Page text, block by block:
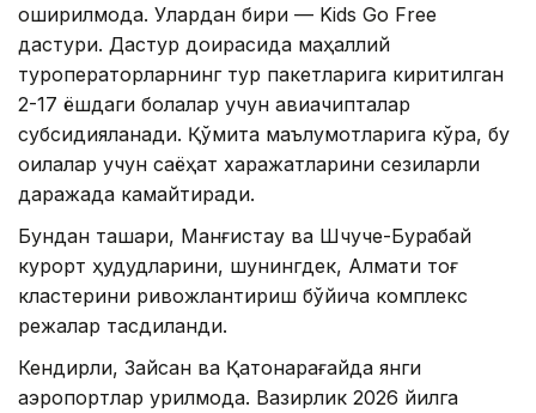
оширилмоқда. Улардан бири — Kids Go Free
дастури. Дастур доирасида маҳаллий
туроператорларнинг тур пакетларига киритилган
2-17 ёшдаги болалар учун авиачипталар
субсидияланади. Қўмита маълумотларига кўра, бу
оилалар учун саёҳат харажатларини сезиларли
даражада камайтиради.
Бундан ташқари, Манғистау ва Шчуче-Бурабай
курорт ҳудудларини, шунингдек, Алмати тоғ
кластерини ривожлантириш бўйича комплекс
режалар тасдиқланди.
Кендирли, Зайсан ва Қатонқарағайда янги
аэропортлар қурилмоқда. Вазирлик 2026 йилга